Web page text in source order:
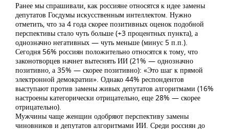
Ранее мы спрашивали, как россияне относятся к идее замены
депутатов Госдумы искусственным интеллектом. Нужно
отметить, что за 4 года скорее позитивных оценок подобной
перспективы стало чуть больше (+3 процентных пункта), а
однозначно негативных — чуть меньше (минус 5 п.п.).
Сегодня 56% россиян положительно относятся к тому, что
законотворцев начнет вытеснять ИИ (21% — однозначно
позитивно, а 35% — скорее позитивно): «Это шаг к прямой
электронной демократии». Однако 44% респондентов
выступают против замены живых депутатов алгоритмами (16%
настроены категорически отрицательно, еще 28% — скорее
отрицательно).
Мужчины чаще женщин одобряют перспективу замены
чиновников и депутатов алгоритмами ИИ. Среди россиян до